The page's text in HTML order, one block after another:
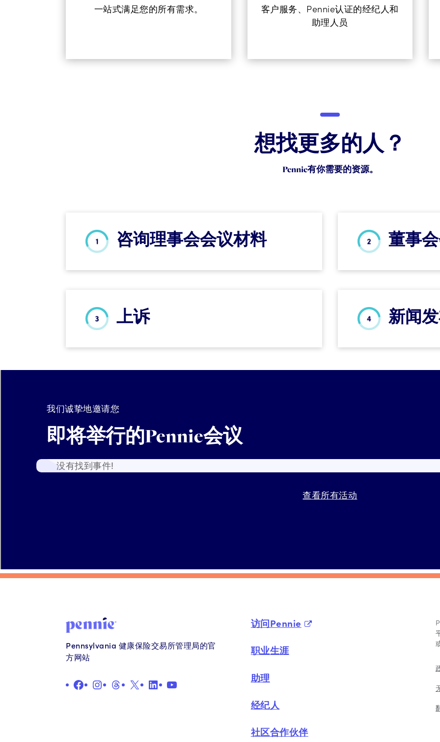
一站式满足您的所有需求。
客户服务、Pennie认证的经纪人和
助理人员
想找更多的人？
Pennie有你需要的资源。
咨询理事会会议材料 董事
上诉 新闻
我们诚挚地邀请您
即将举行的Pennie会议
没有找到事件!
查看所有活动
Pennsylvania 健康保险交易所管理局的官
方网站
在 Facebook 上
Instagram
线程X LinkedInYouTube
访问Pennie
职业生涯
助理
经纪人
社区合作伙伴